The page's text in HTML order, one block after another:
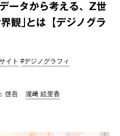
ータから考える、Z世
観｣とは【デジノグラ
イト #デジノグラフィ
啓吾 瀧﨑 絵里香